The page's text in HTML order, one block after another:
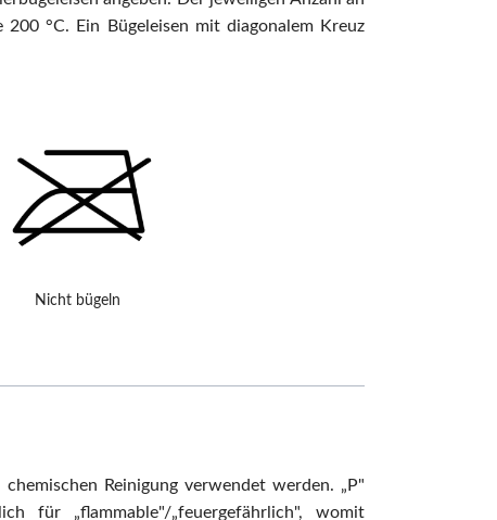
°C. Ein Bügeleisen mit diagonalem Kreuz
Nicht bügeln
Reinigung verwendet werden. „P"
für „flammable"/„feuergefährlich", womit